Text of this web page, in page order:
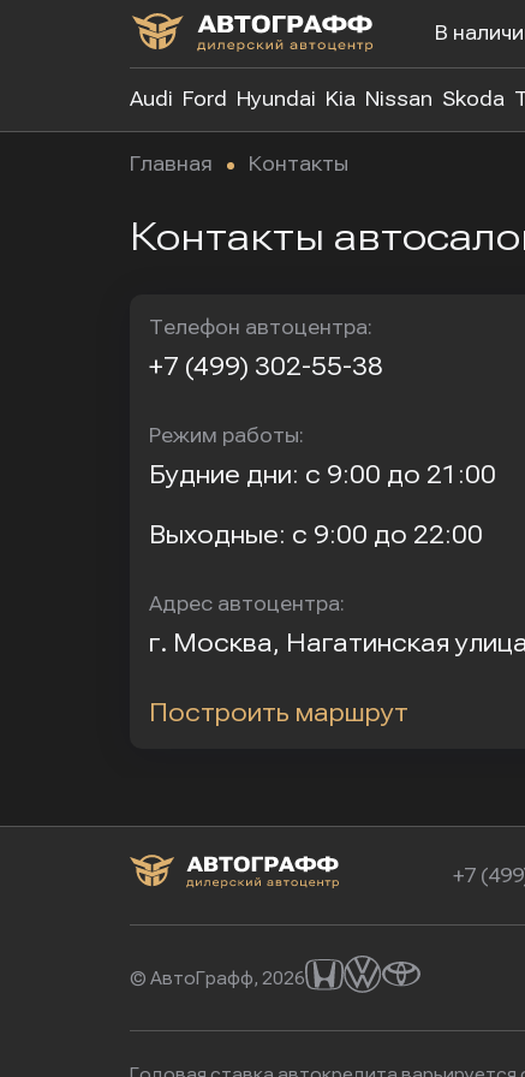
В
Audi Ford Hyundai Kia Nissan Skoda
Главная Контакты
Контакты
Телефон автоцентра:
+7 (499) 302-55-38
Режим работы:
Будние дни: с 9:00 до 21:00
Выходные: с 9:00 до 22:00
Адрес автоцентра:
г. Москва, Нагатинская
Построить маршрут
+7
© АвтоГрафф, 2026